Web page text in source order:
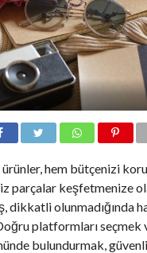
ürünler, hem bütçenizi
parçalar keşfetmenize
dikkatli olunmadığında
platformları seçmek
bulundurmak,